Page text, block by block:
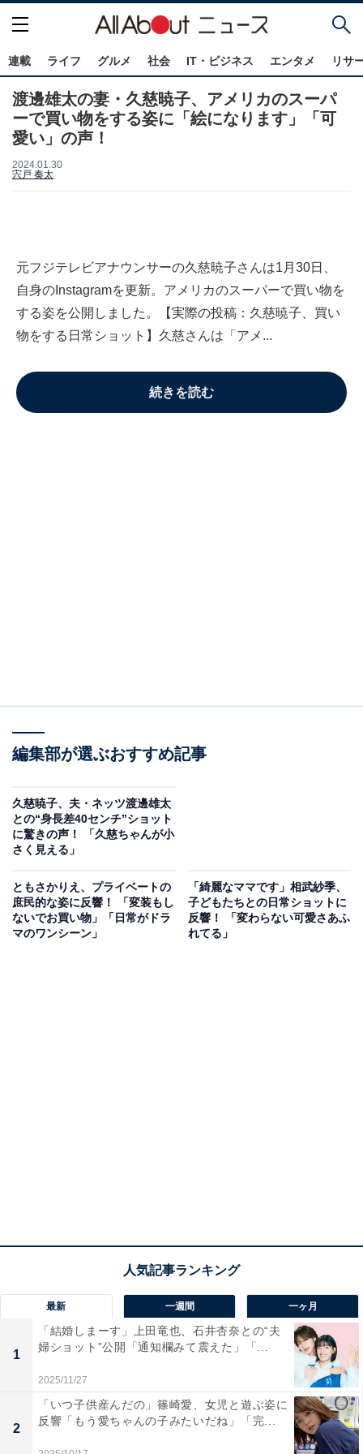
連載 ライフ グルメ 社会 IT・ビジネス エンタメ リサ
渡邊雄太の妻・久慈暁子、アメリカのスーパ
ーで買い物をする姿に「絵になります」「可
愛い」の声！
2024.01.30
宍戸 奏太
元フジテレビアナウンサーの久慈暁子さんは1月30日、
自身のInstagramを更新。アメリカのスーパーで買い物を
する姿を公開しました。【実際の投稿：久慈暁子、買い
物をする日常ショット】久慈さんは「アメ...
続きを読む
編集部が選ぶおすすめ記事
久慈暁子、夫・ネッツ渡邊雄太
との“身長差40センチ”ショット
に驚きの声！ 「久慈ちゃんが小
さく見える」
ともさかりえ、プライベートの
庶民的な姿に反響！ 「変装もし
ないでお買い物」「日常がドラ
マのワンシーン」
「綺麗なママです」相武紗季、
子どもたちとの日常ショットに
反響！ 「変わらない可愛さあふ
れてる」
最新 一週間 一ヶ月
1
「結婚しまーす」上田竜也、石井杏奈との“夫
婦ショット”公開「通知欄みて震えた」「...
2025/11/27
2
「いつ子供産んだの」篠崎愛、女児と遊ぶ姿に
反響「もう愛ちゃんの子みたいだね」「完...